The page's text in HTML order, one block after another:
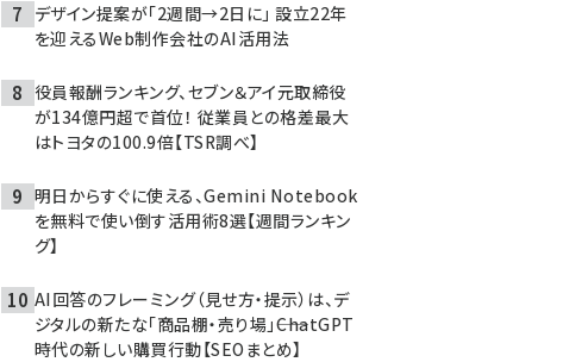
デザイン提案が「2週間→2日に」 設立22年
を迎えるWeb制作会社のAI活用法
役員報酬ランキング、セブン＆アイ元取締役
が134億円超で首位！ 従業員との格差最大
はトヨタの100.9倍【TSR調べ】
明日からすぐに使える、Gemini Notebook
を無料で使い倒す活用術8選【週間ランキン
グ】
AI回答のフレーミング（見せ方・提示）は、デ
ジタルの新たな「商品棚・売り場」――ChatGPT
時代の新しい購買行動【SEOまとめ】